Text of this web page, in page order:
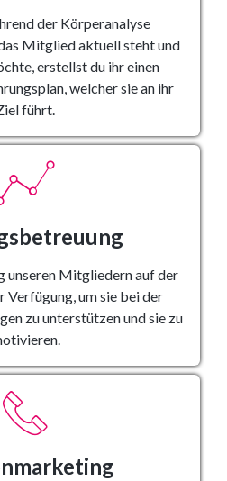
der Körperanalyse
Mitglied aktuell steht und
erstellst du ihr einen
welcher sie an ihr
führt.
unseren Mitgliedern auf der
Verfügung, um sie bei der
zu unterstützen und sie zu